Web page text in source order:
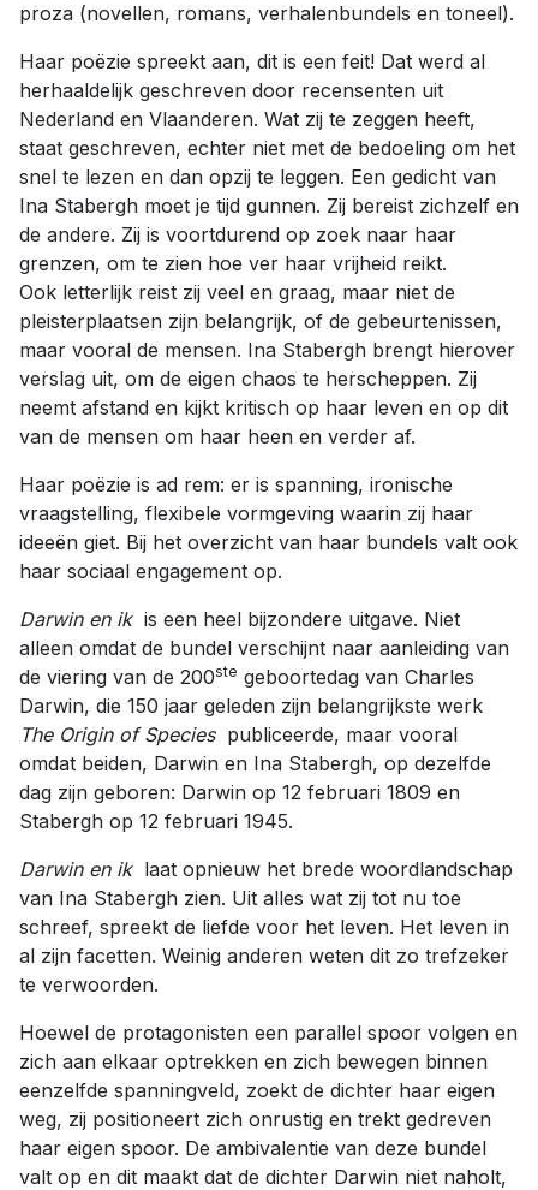
proza (novellen, romans, verhalenbundels en toneel).
Haar poëzie spreekt aan, dit is een feit! Dat werd al
herhaaldelijk geschreven door recensenten uit
Nederland en Vlaanderen. Wat zij te zeggen heeft,
staat geschreven, echter niet met de bedoeling om het
snel te lezen en dan opzij te leggen. Een gedicht van
Ina Stabergh moet je tijd gunnen. Zij bereist zichzelf en
de andere. Zij is voortdurend op zoek naar haar
grenzen, om te zien hoe ver haar vrijheid reikt.
Ook letterlijk reist zij veel en graag, maar niet de
pleisterplaatsen zijn belangrijk, of de gebeurtenissen,
maar vooral de mensen. Ina Stabergh brengt hierover
verslag uit, om de eigen chaos te herscheppen. Zij
neemt afstand en kijkt kritisch op haar leven en op dit
van de mensen om haar heen en verder af.
Haar poëzie is ad rem: er is spanning, ironische
vraagstelling, flexibele vormgeving waarin zij haar
ideeën giet. Bij het overzicht van haar bundels valt ook
haar sociaal engagement op.
Darwin en ik is een heel bijzondere uitgave. Niet
alleen omdat de bundel verschijnt naar aanleiding van
de viering van de 200ste geboortedag van Charles
Darwin, die 150 jaar geleden zijn belangrijkste werk
The Origin of Speciespubliceerde, maar vooral
omdat beiden, Darwin en Ina Stabergh, op dezelfde
dag zijn geboren: Darwin op 12 februari 1809 en
Stabergh op 12 februari 1945.
Darwin en iklaat opnieuw het brede woordlandschap
van Ina Stabergh zien. Uit alles wat zij tot nu toe
schreef, spreekt de liefde voor het leven. Het leven in
al zijn facetten. Weinig anderen weten dit zo trefzeker
te verwoorden.
Hoewel de protagonisten een parallel spoor volgen en
zich aan elkaar optrekken en zich bewegen binnen
eenzelfde spanningveld, zoekt de dichter haar eigen
weg, zij positioneert zich onrustig en trekt gedreven
haar eigen spoor. De ambivalentie van deze bundel
valt op en dit maakt dat de dichter Darwin niet naholt,